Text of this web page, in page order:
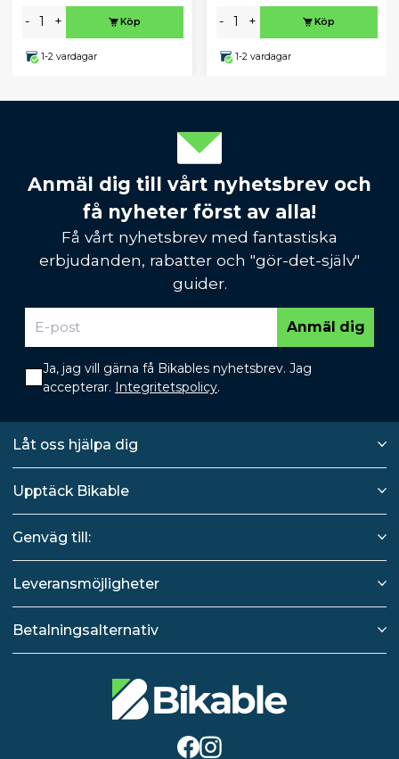
- + Köp
1-2 vardagar
- + Köp
1-2 vardagar
Anmäl dig till vårt nyhetsbrev och
få nyheter först av alla!
Få vårt nyhetsbrev med fantastiska
erbjudanden, rabatter och "gör-det-själv"
guider.
Anmäl dig
Ja, jag vill gärna få Bikables nyhetsbrev. Jag
accepterar. Integritetspolicy.
Låt oss hjälpa dig
Upptäck Bikable
Genväg till:
Leveransmöjligheter
Betalningsalternativ